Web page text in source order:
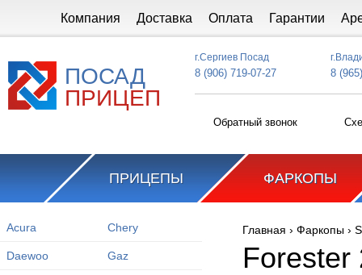
Компания Доставка Оплата Гарантии
ПОСАД
ПРИЦЕП
г.Сергиев Посад
8 (906) 719-07-27 8
Обратный звонок
ПРИЦЕПЫ ФАРКОПЫ
Acura Chery
Daewoo Gaz
Вы здесь
Главная › Фаркопы ›
Forester